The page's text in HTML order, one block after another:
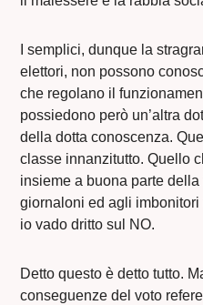
I semplici, dunque la
elettori, non possono
che regolano il
possiedono però un’altra
della dotta conoscenza.
classe innanzitutto. Quello
insieme a buona parte
giornaloni ed agli imbonitori
io vado dritto sul NO.
Detto questo è detto tutto.
conseguenze del voto